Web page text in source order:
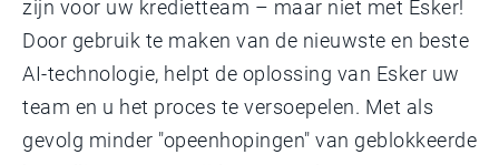
zijn voor uw kredietteam – maar niet met Esker!
Door gebruik te maken van de nieuwste en beste
AI-technologie, helpt de oplossing van Esker uw
team en u het proces te versoepelen. Met als
gevolg minder "opeenhopingen" van geblokkeerde